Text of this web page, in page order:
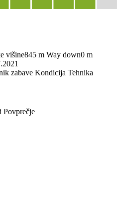
višine845 m Way down0 m
zabave Kondicija Tehnika
Povprečje